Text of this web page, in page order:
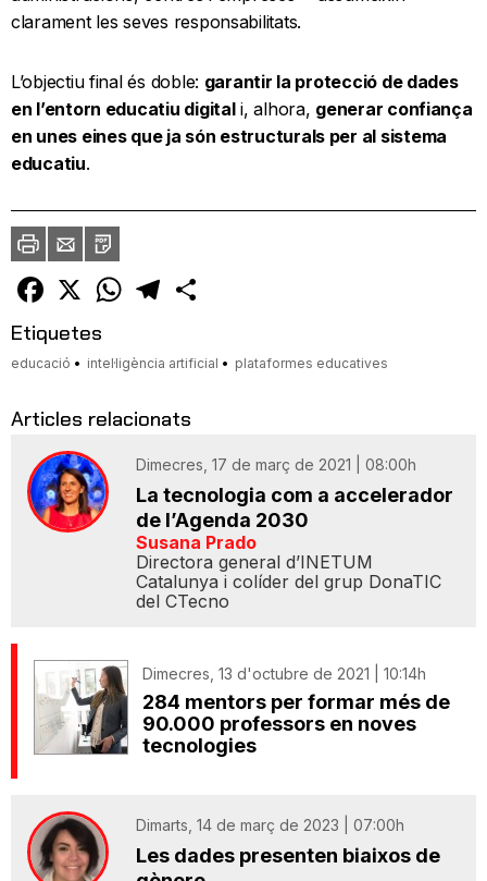
clarament les seves responsabilitats.
L’objectiu final és doble: garantir la protecció de dades
en l’entorn educatiu digitali, alhora, generar confiança
en unes eines que ja són estructurals per al sistema
educatiu.
ImprimirEnvia
un
amic
PDF
Facebook
X WhatsAppTelegram
Etiquetes
educació intel·ligència artificial plataformes educatives
Articles relacionats
Dimecres, 17 de març de 2021 | 08:00h
La tecnologia com a accelerador
de l’Agenda 2030
Susana Prado
Directora general d’INETUM
Catalunya i colíder del grup DonaTIC
del CTecno
Dimecres, 13 d'octubre de 2021 | 10:14h
284 mentors per formar més de
90.000 professors en noves
tecnologies
Dimarts, 14 de març de 2023 | 07:00h
Les dades presenten biaixos de